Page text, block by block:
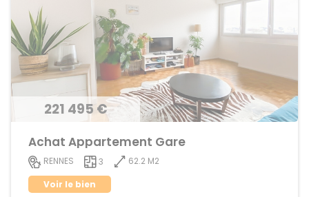
221 495 €
Achat Appartement Gare
RENNES 3
62.2 M2
Voir le bien